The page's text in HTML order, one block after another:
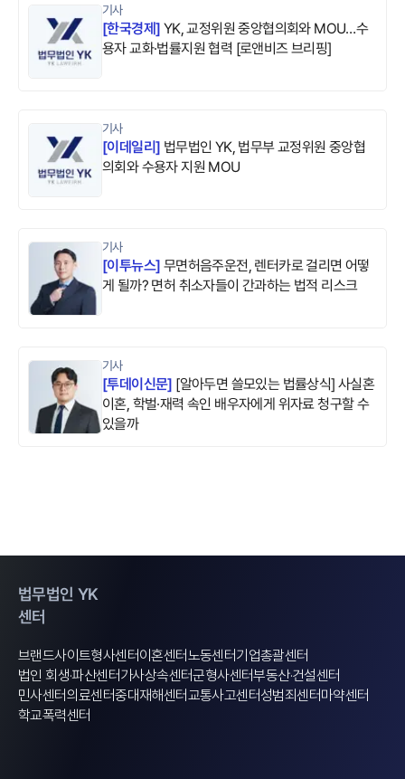
기사
[한국경제]YK, 교정위원 중앙협의회와 MOU…수
용자 교화·법률지원 협력 [로앤비즈 브리핑]
기사
[이데일리] 법무법인 YK, 법무부 교정위원 중앙협
의회와 수용자 지원 MOU
기사
[이투뉴스]무면허음주운전, 렌터카로 걸리면 어떻
게 될까? 면허 취소자들이 간과하는 법적 리스크
기사
[투데이신문] [알아두면 쓸모있는 법률상식] 사실혼
이혼, 학벌·재력 속인 배우자에게 위자료 청구할 수
있을까
법무법인 YK
센터
브랜드사이트형사센터이혼센터노동센터기업총괄센터
법인 회생·파산센터가사상속센터군형사센터부동산·건설센터
민사센터의료센터중대재해센터교통사고센터성범죄센터마약센터
학교폭력센터